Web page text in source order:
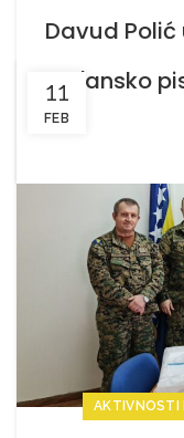
Davud
kur'ansko
11
FEB
AKTIVNOSTI